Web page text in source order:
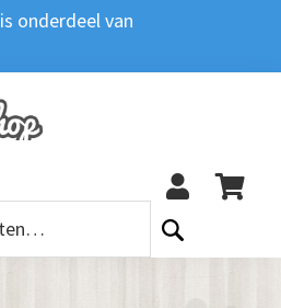
is onderdeel van